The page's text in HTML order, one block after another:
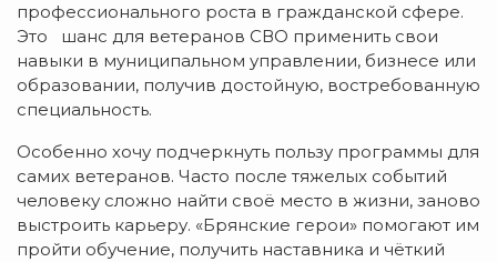
профессионального роста в гражданской сфере.
Это шанс для ветеранов СВО применить свои
навыки в муниципальном управлении, бизнесе или
образовании, получив достойную, востребованную
специальность.
Особенно хочу подчеркнуть пользу программы для
самих ветеранов. Часто после тяжелых событий
человеку сложно найти своё место в жизни, заново
выстроить карьеру. «Брянские герои» помогают им
пройти обучение, получить наставника и чёткий